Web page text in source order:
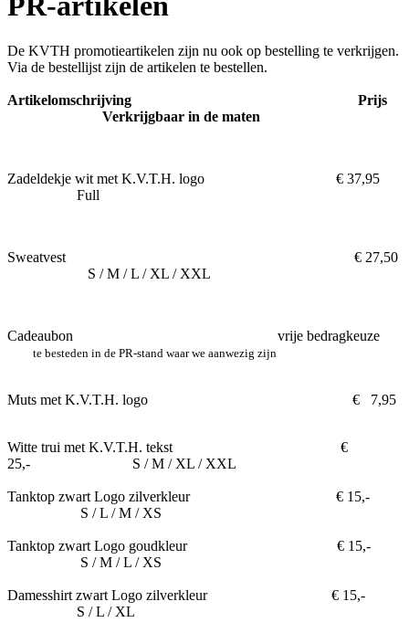
De KVTH promotieartikelen zijn nu ook op bestelling te verkrijgen.
Via de bestellijst zijn de artikelen te bestellen.
Artikelomschrijving Prijs
Verkrijgbaar in de maten
Zadeldekje wit met K.V.T.H. logo € 37,95
Full
Sweatvest € 27,50
S / M / L / XL / XXL
Cadeaubon vrije bedragkeuze
te besteden in de PR-stand waar we aanwezig zijn
Muts met K.V.T.H. logo € 7,95
Witte trui met K.V.T.H. tekst €
25,- S / M / XL / XXL
Tanktop zwart Logo zilverkleur € 15,-
S / L / M / XS
Tanktop zwart Logo goudkleur € 15,-
S / M / L / XS
Damesshirt zwart Logo zilverkleur € 15,-
S / L / XL